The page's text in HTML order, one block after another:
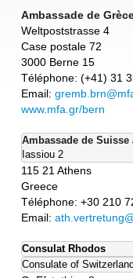
Ambassade de
Weltpoststrasse 4
Case postale 72
3000 Berne 15
Téléphone: (+41) 31
Email:
www.mfa.gr/bern
Iassiou 2
115 21 Athens
Greece
Téléphone: +30 210
Email:
Consulat Rhodos
Consulate of Switzerland